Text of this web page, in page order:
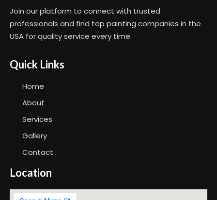
Join our platform to connect with trusted
professionals and find top painting companies in the
USA for quality service every time.
Quick Links
Home
About
Services
Gallery
Contact
Location